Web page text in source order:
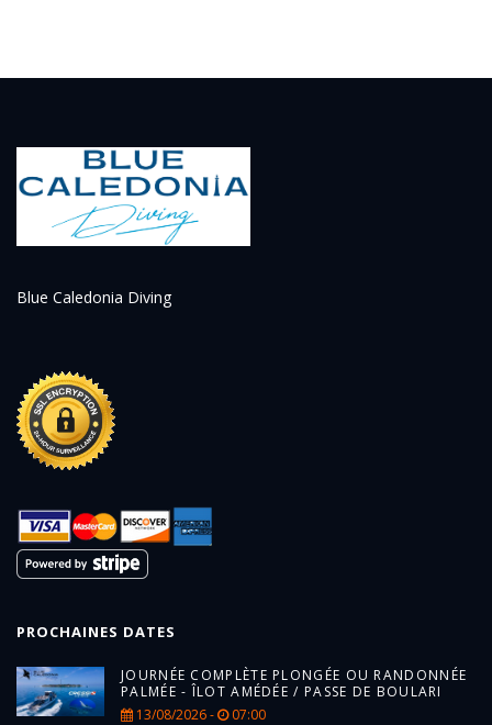
Blue Caledonia Diving
PROCHAINES DATES
JOURNÉE COMPLÈTE PLONGÉE OU RANDONNÉE
PALMÉE - ÎLOT AMÉDÉE / PASSE DE BOULARI
13/08/2026 -
07:00